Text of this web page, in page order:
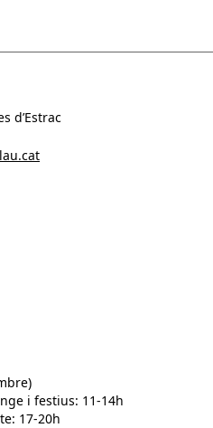
d’Estrac
i festius: 11-14h
17-20h